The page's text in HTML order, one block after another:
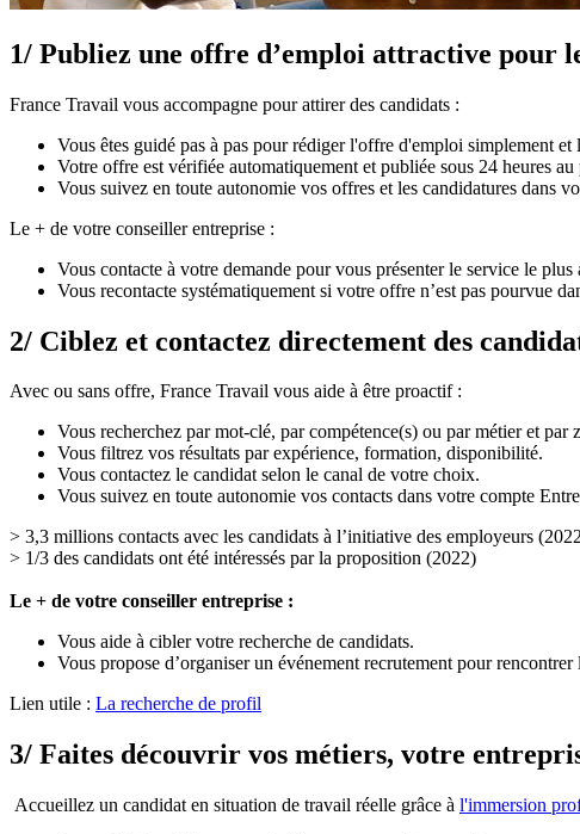
1/ Publiez une offre d’emploi attractive pour
France Travail vous accompagne pour attirer des candidats :
Vous êtes guidé pas à pas pour rédiger l'offre d'emploi simplement
Votre offre est vérifiée automatiquement et publiée sous 24 heures
Vous suivez en toute autonomie vos offres et les candidatures dans
Le + de votre conseiller entreprise :
Vous contacte à votre demande pour vous présenter le service le plus
Vous recontacte systématiquement si votre offre n’est pas pourvue
2/ Ciblez et contactez directement des
Avec ou sans offre, France Travail vous aide à être proactif :
Vous recherchez par mot-clé, par compétence(s) ou par métier et par
Vous filtrez vos résultats par expérience, formation, disponibilité.
Vous contactez le candidat selon le canal de votre choix.
Vous suivez en toute autonomie vos contacts dans votre compte
> 3,3 millions contacts avec les candidats à l’initiative des employeurs
> 1/3 des candidats ont été intéressés par la proposition (2022)
Le + de votre conseiller entreprise :
Vous aide à cibler votre recherche de candidats.
Vous propose d’organiser un événement recrutement pour rencontrer
Lien utile : La recherche de profil
3/ Faites découvrir vos métiers, votre
Accueillez un candidat en situation de travail réelle grâce à l'immersion